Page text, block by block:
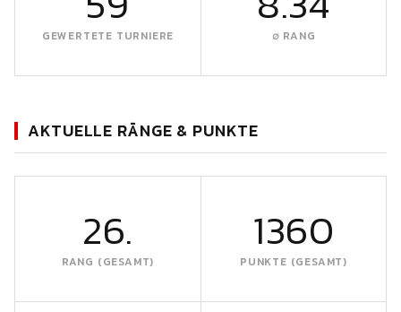
GEWERTETE TURNIERE ∅ RANG
AKTUELLE RÄNGE & PUNKTE
26.
RANG (GESAMT)
1360
PUNKTE (GESAMT)